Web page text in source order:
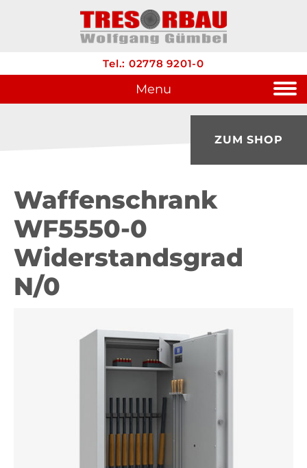
ZUM SHOP
Tel.: 02778 9201-0
Menu
Waffenschrank
WF5550-0
Widerstandsgrad
N/0